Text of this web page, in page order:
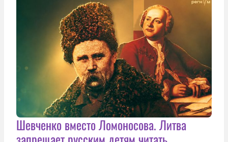
Шевченко вместо Ломоносова. Литва